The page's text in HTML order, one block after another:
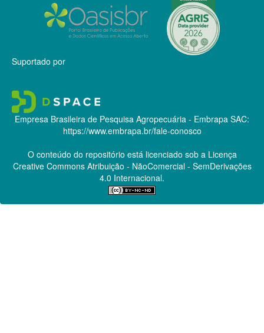
Suportado por
Empresa Brasileira de Pesquisa Agropecuária - Embrapa SAC:
https://www.embrapa.br/fale-conosco
O conteúdo do repositório está licenciado sob a Licença
Creative CommonsAtribuição - NãoComercial - SemDerivações
4.0 Internacional.